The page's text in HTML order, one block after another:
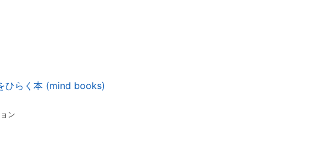
ひらく本 (mind books)
ン